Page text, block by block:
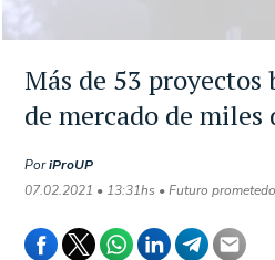
Más de 53
de mercado de
PoriProUP
07.02.2021 • 13:31hs • Futuro